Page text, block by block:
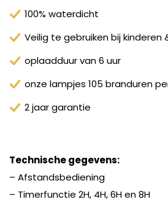
100% waterdicht
Veilig te gebruiken bij kinderen
oplaadduur van 6 uur
onze lampjes 105 branduren
2 jaar garantie
Technische gegevens:
– Afstandsbediening
– Timerfunctie 2H, 4H, 6H en 8H